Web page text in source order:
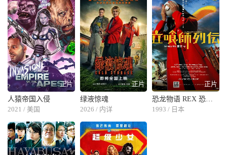
正片
人猿帝国入侵
2021 / 美国
正片
绿液惊魂
2026 / 内详
正片
1993 / 日本